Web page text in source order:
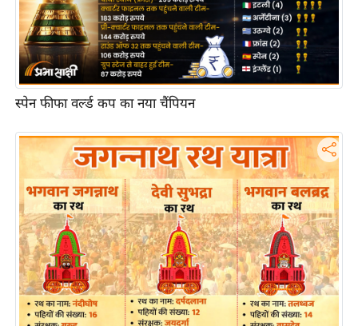
म
सा
म
यि
क
तृ
मि
स्तं
भ
ए
म
.
आ
स्पेन फीफा वर्ल्ड कप का नया चैंपियन